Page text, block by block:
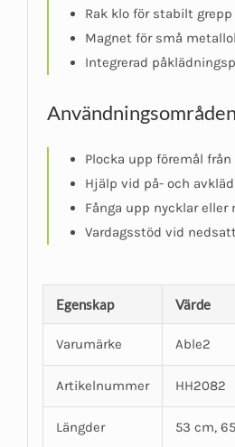
Rak klo för stabilt grepp
Magnet för små
Integrerad
Användningsområden
Plocka upp föremål
Hjälp vid på- och
Fånga upp nycklar eller
Vardagsstöd vid
Egenskap Värde
Varumärke Able2
Artikelnummer HH2082
Längder 53 cm,